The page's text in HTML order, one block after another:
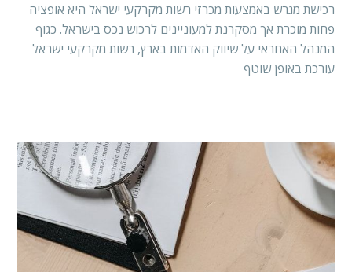
רכישת מגרש באמצעות מכרזי רשות מקרקעי ישראל היא אופציה
פחות מוכרת אך מסקרנת למעוניינים לרכוש נכס בישראל. כגוף
המנהל האחראי על שיווק האדמות בארץ, רשות מקרקעי ישראל
עורכת באופן שוטף